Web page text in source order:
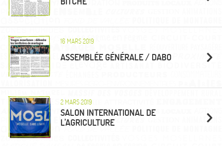
16 MARS 2019
ASSEMBLÉE GÉNÉRALE / DABO
2 MARS 2019
SALON INTERNATIONAL DE
L’AGRICULTURE